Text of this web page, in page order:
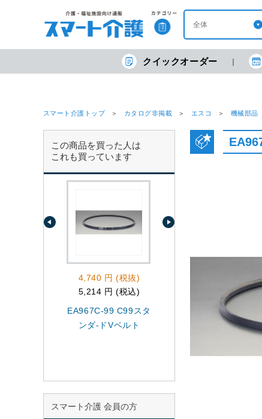
クイックオーダー
スマート介護トップ カタログ非掲載 エスコ 機械部品
この商品を買った人は
これも買っています
4,740 円 (税抜)
5,214 円 (税込)
EA967C-99 C99スタ
ンダ-ドVベルト
2,630 円 (税抜
2,893 円 (税込
EA967B-94 B94
ンダ-ドVベル
スマート介護 会員の方